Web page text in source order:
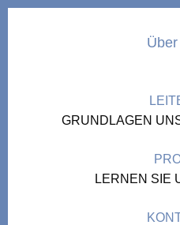
GRUNDLAGEN
LERNEN SIE